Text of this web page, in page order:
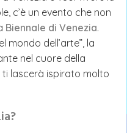
c’è un evento che non
Biennale di Venezia.
mondo dell’arte”, la
nel cuore della
lascerà ispirato molto